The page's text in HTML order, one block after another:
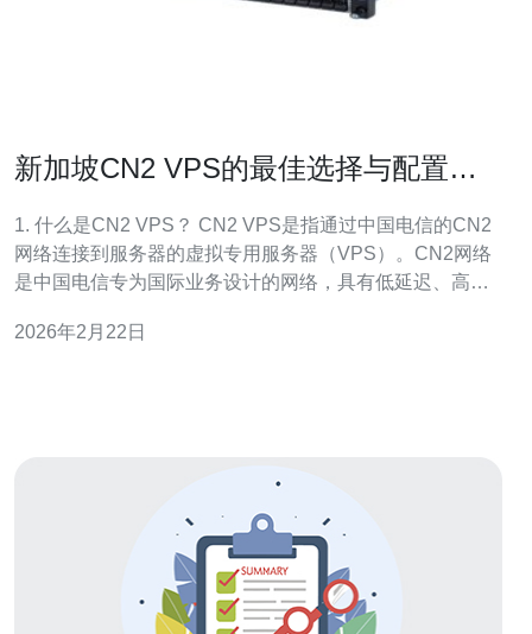
新加坡CN2 VPS的最佳选择与配置建
1. 什么是CN2 VPS？ CN2 VPS是指通过中国电信的CN2
网络连接到服务器的虚拟专用服务器（VPS）。CN2网络
是中国电信专为国际业务设计的网络，具有低延迟、高稳
更快的访问速度和更稳定的网络连接，特别是针对需要面
2026年2月22日